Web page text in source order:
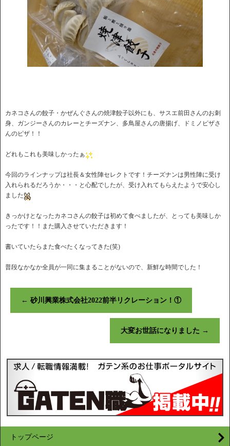
カネコさんの餃子・かぜんぐさんの焼津餃子以外にも、サスエ前田さんのお刺
身、ガンジーさんのカレーとチーズナン、多鳥屋さんの唐揚げ、ドミノピザさ
んのピザ！！
どれもこれも美味しかったぁ
今回のラインナップは社長＆女性陣セレクトです！チーズナンは男性陣に受け
入れられるだろうか・・・と心配でしたが、受け入れてもらえたようで安心し
ました
きっかけとなったカネコさんの餃子は初めて食べましたが、とっても美味しか
ったです！！また購入させていただきます！
書いていたらまた食べたくなってきた(笑)
普段なかなか全員が一同に集まることがないので、新鮮な時間でした！
← 砂川興業株式会社2022前半リクレーション！①
大変お世話になりました →
トップページ